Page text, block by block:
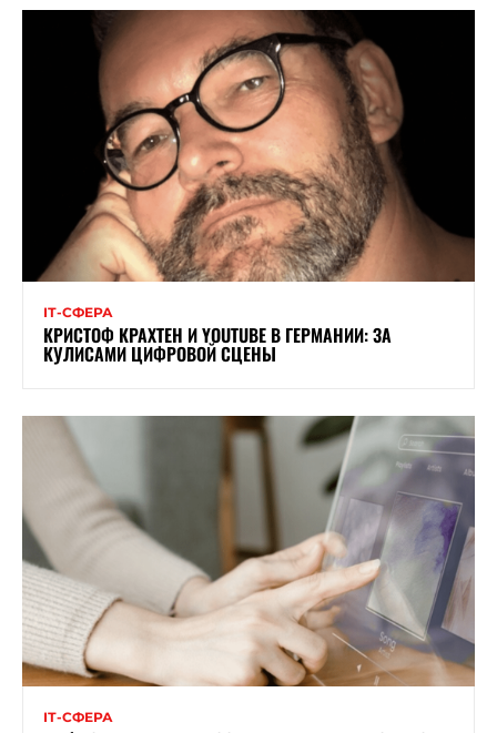
ІТ-СФЕРА
КРИСТОФ КРАХТЕН И YOUTUBE В ГЕРМАНИИ: ЗА
КУЛИСАМИ ЦИФРОВОЙ СЦЕНЫ
ІТ-СФЕРА